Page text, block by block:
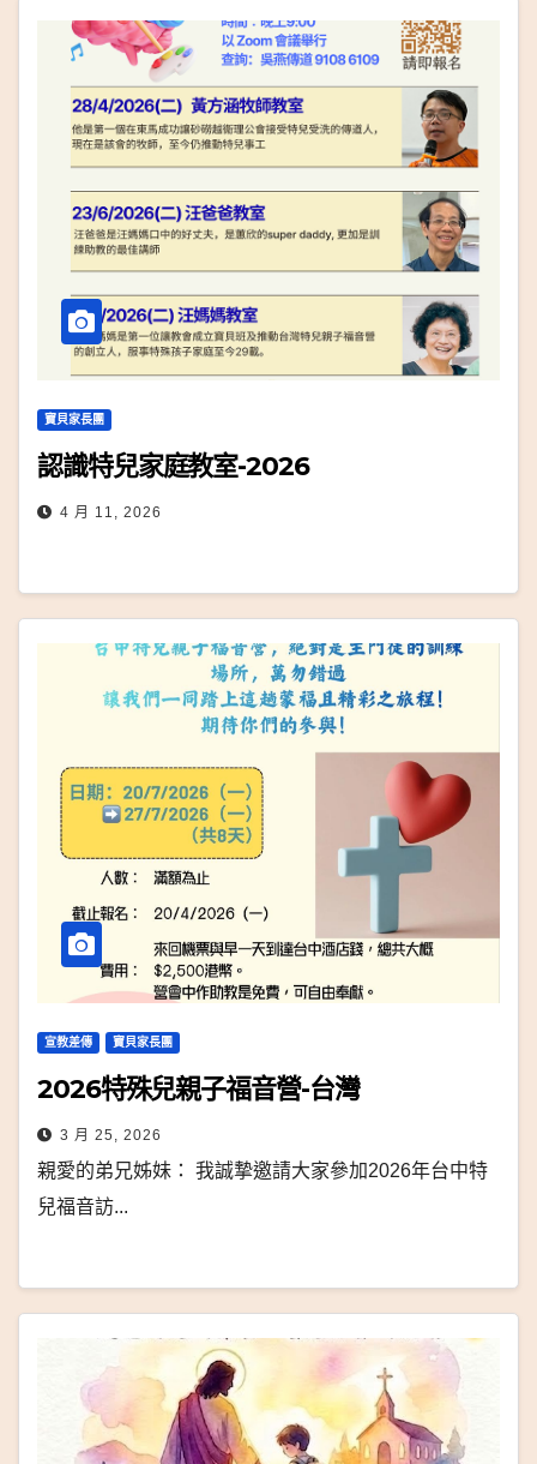
寶貝家長團
認識特兒家庭教室-2026
4 月 11, 2026
宣教差傳 寶貝家長團
2026特殊兒親子福音營-台灣
3 月 25, 2026
親愛的弟兄姊妹： 我誠摯邀請大家參加2026年台中特
兒福音訪...